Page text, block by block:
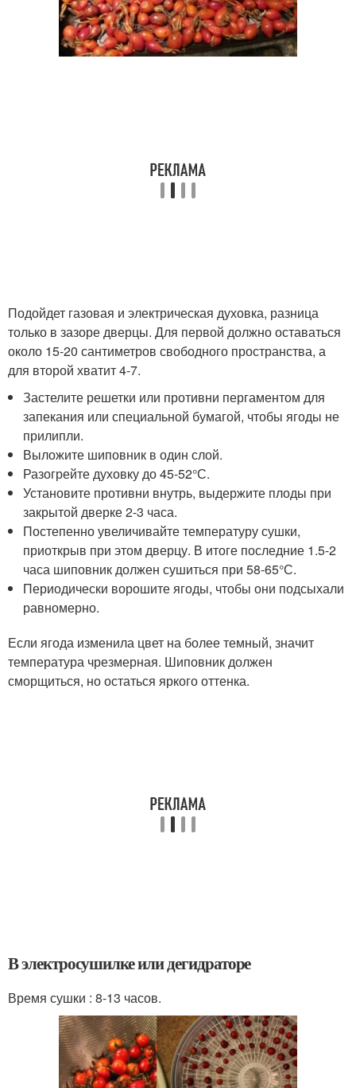
Подойдет газовая и электрическая духовка, разница
только в зазоре дверцы. Для первой должно оставаться
около 15-20 сантиметров свободного пространства, а
для второй хватит 4-7.
Застелите решетки или противни пергаментом для
запекания или специальной бумагой, чтобы ягоды не
прилипли.
Выложите шиповник в один слой.
Разогрейте духовку до 45-52°С.
Установите противни внутрь, выдержите плоды при
закрытой дверке 2-3 часа.
Постепенно увеличивайте температуру сушки,
приоткрыв при этом дверцу. В итоге последние 1.5-2
часа шиповник должен сушиться при 58-65°С.
Периодически ворошите ягоды, чтобы они подсыхали
равномерно.
Если ягода изменила цвет на более темный, значит
температура чрезмерная. Шиповник должен
сморщиться, но остаться яркого оттенка.
В электросушилке или дегидраторе
Время сушки : 8-13 часов.